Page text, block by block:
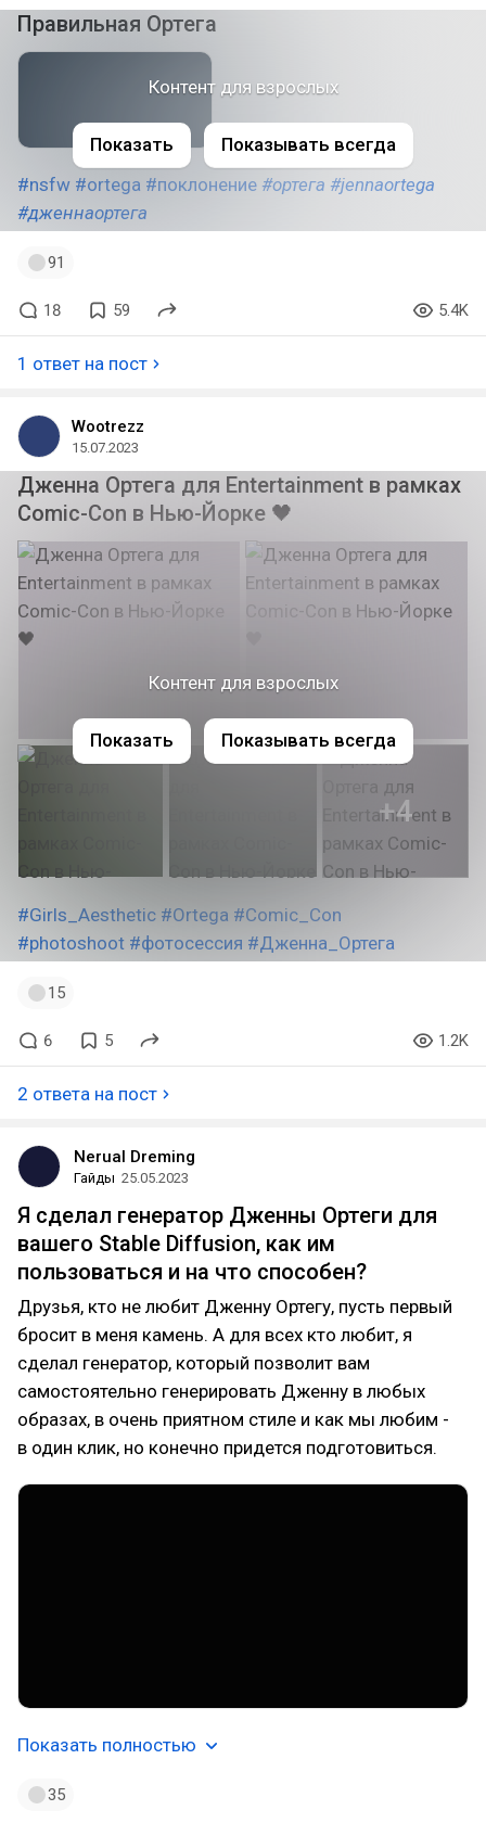
Правильная Ортега
#nsfw #ortega #поклонение #ортега #jennaortega
#дженнаортега
Контент для взрослых
Показать Показывать всегда
91
18 59 5.4K
1 ответ на пост
Wootrezz
15.07.2023
Дженна Ортега для Entertainment в рамках
Comic-Con в Нью-Йорке 🖤
+4
#Girls_Aesthetic #Ortega #Comic_Con
#photoshoot #фотосессия #Дженна_Ортега
Контент для взрослых
Показать Показывать всегда
15
6 5 1.2K
2 ответа на пост
Nerual Dreming
Гайды 25.05.2023
Я сделал генератор Дженны Ортеги для
вашего Stable Diffusion, как им
пользоваться и на что способен?⁠⁠
Друзья, кто не любит Дженну Ортегу, пусть первый
бросит в меня камень. А для всех кто любит, я
сделал генератор, который позволит вам
самостоятельно генерировать Дженну в любых
образах, в очень приятном стиле и как мы любим -
в один клик, но конечно придется подготовиться.
Показать полностью
35